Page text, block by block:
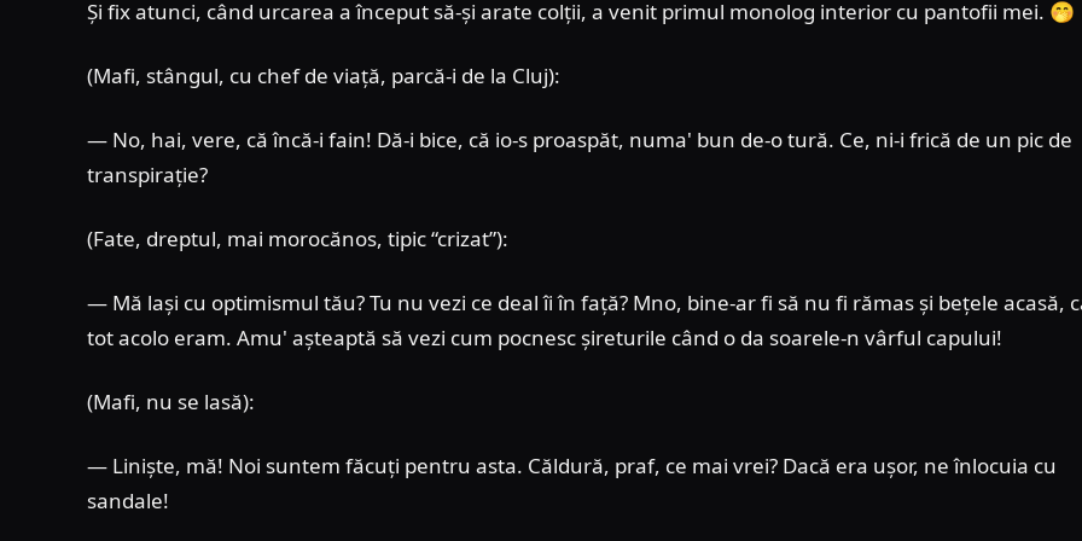
Și fix atunci, când urcarea a început să-și arate colții, a venit primul monolog interior cu pantofii mei. 🤭
(Mafi, stângul, cu chef de viață, parcă-i de la Cluj):
— No, hai, vere, că încă-i fain! Dă-i bice, că io-s proaspăt, numa' bun de-o tură. Ce, ni-i frică de un pic de
transpirație?
(Fate, dreptul, mai morocănos, tipic “crizat”):
— Mă lași cu optimismul tău? Tu nu vezi ce deal îi în față? Mno, bine-ar fi să nu fi rămas și bețele acasă,
tot acolo eram. Amu' așteaptă să vezi cum pocnesc șireturile când o da soarele-n vârful capului!
(Mafi, nu se lasă):
— Liniște, mă! Noi suntem făcuți pentru asta. Căldură, praf, ce mai vrei? Dacă era ușor, ne înlocuia cu
sandale!